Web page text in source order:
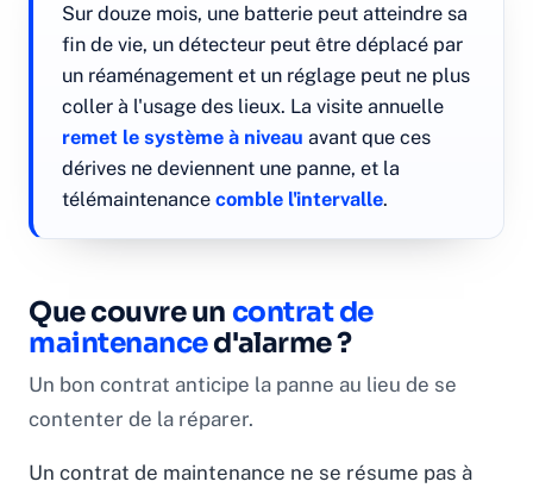
Sur douze mois, une batterie peut atteindre sa
fin de vie, un détecteur peut être déplacé par
un réaménagement et un réglage peut ne plus
coller à l'usage des lieux. La visite annuelle
remet le système à niveau avant que ces
dérives ne deviennent une panne, et la
télémaintenance comble l'intervalle.
Que couvre un contrat de
maintenanced'alarme ?
Un bon contrat anticipe la panne au lieu de se
contenter de la réparer.
Un contrat de maintenance ne se résume pas à